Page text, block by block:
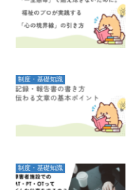
制度・基礎知識
制度・基礎知識